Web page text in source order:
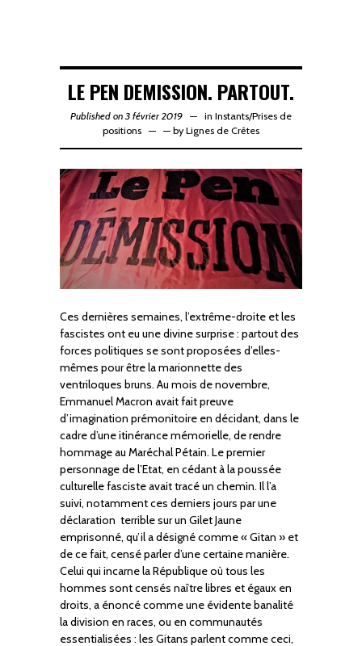
LE PEN DEMISSION. PARTOUT.
Published on 3 février 2019 in Instants/Prises de
positions
— by Lignes de Crêtes
Ces dernières semaines, l’extrême-droite et les
fascistes ont eu une divine surprise : partout des
forces politiques se sont proposées d’elles-
mêmes pour être la marionnette des
ventriloques bruns. Au mois de novembre,
Emmanuel Macron avait fait preuve
d’imagination prémonitoire en décidant, dans le
cadre d’une itinérance mémorielle, de rendre
hommage au Maréchal Pétain. Le premier
personnage de l’Etat, en cédant à la poussée
culturelle fasciste avait tracé un chemin. Il l’a
suivi, notamment ces derniers jours par une
déclaration terrible sur un Gilet Jaune
emprisonné, qu’il a désigné comme « Gitan » et
de ce fait, censé parler d’une certaine manière.
Celui qui incarne la République où tous les
hommes sont censés naître libres et égaux en
droits, a énoncé comme une évidente banalité
la division en races, ou en communautés
essentialisées : les Gitans parlent comme ceci,